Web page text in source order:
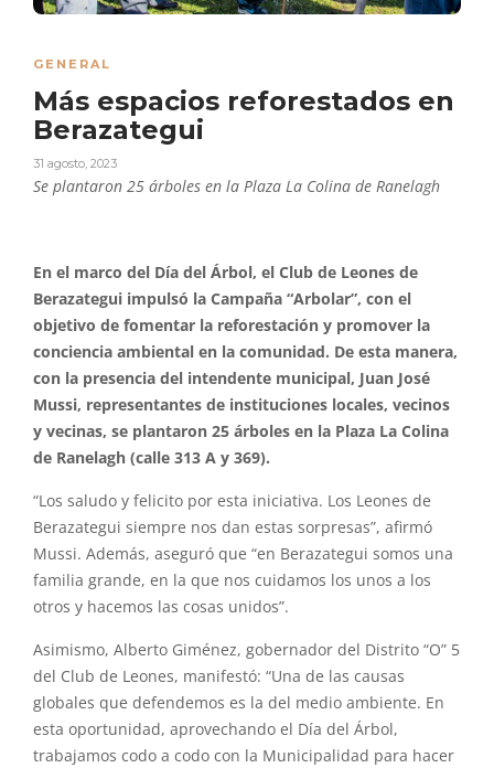
GENERAL
Más espacios reforestados en
Berazategui
31 agosto, 2023
Se plantaron 25 árboles en la Plaza La Colina de Ranelagh
En el marco del Día del Árbol, el Club de Leones de
Berazategui impulsó la Campaña “Arbolar”, con el
objetivo de fomentar la reforestación y promover la
conciencia ambiental en la comunidad. De esta manera,
con la presencia del intendente municipal, Juan José
Mussi, representantes de instituciones locales, vecinos
y vecinas, se plantaron 25 árboles en la Plaza La Colina
de Ranelagh (calle 313 A y 369).
“Los saludo y felicito por esta iniciativa. Los Leones de
Berazategui siempre nos dan estas sorpresas”, afirmó
Mussi. Además, aseguró que “en Berazategui somos una
familia grande, en la que nos cuidamos los unos a los
otros y hacemos las cosas unidos”.
Asimismo, Alberto Giménez, gobernador del Distrito “O” 5
del Club de Leones, manifestó: “Una de las causas
globales que defendemos es la del medio ambiente. En
esta oportunidad, aprovechando el Día del Árbol,
trabajamos codo a codo con la Municipalidad para hacer